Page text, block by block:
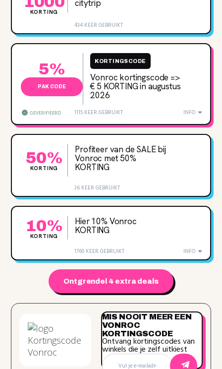
KORTING
citytrip
434 KEER GEBRUIKT
5%
PAK CODE
KORTINGSCODE
Vonroc kortingscode =>
€ 5 KORTING in augustus
2026
GEVERIFIEERD 1115 KEER GEBRUIKT INFO
50%
KORTING
Profiteer van de SALE bij
Vonroc met 50‌%
KORTING
36 KEER GEBRUIKT
10%
KORTING
Hier 10% Vonroc
KORTING
1760 KEER GEBRUIKT INFO
Ontgrendel 4 extra deals
MIS NOOIT MEER EEN
VONROC
KORTINGSCODE
Ontvang kortingscodes van
winkels die je zelf uitkiest